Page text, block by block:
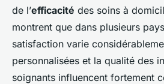
de l’efficacité des soins à
montrent que dans plusieurs
satisfaction varie
personnalisées et la qualité des
soignants influencent fortement